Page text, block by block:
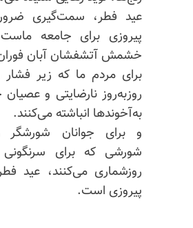
عید فطر، سمت‌گیری
پیروزی برای جامعه
خشمش آتشفشان آبان
برای مردم ما که زیر فشار
روزبه‌روز نارضایتی و
به‌آخوندها انباشته می‌کنند.
و برای جوانان شورشگر
شورشی که برای سرنگونی
روزشماری می‌کنند، عید
پیروزی است.